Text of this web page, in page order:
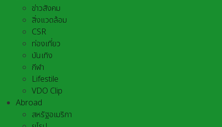
ข่าวสังคม
สิ่งแวดล้อม
CSR
ท่องเที่ยว
บันเทิง
กีฬา
Lifestile
VDO Clip
Abroad
สหรัฐอเมริกา